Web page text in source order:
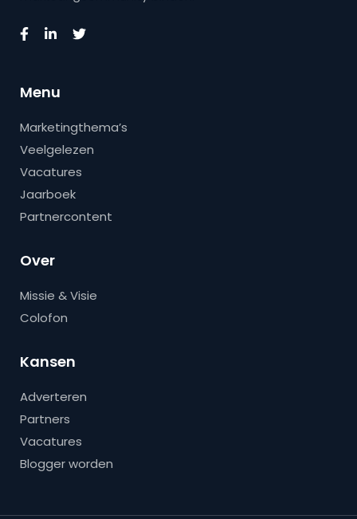
Menu
Marketingthema’s
Veelgelezen
Vacatures
Jaarboek
Partnercontent
Over
Missie & Visie
Colofon
Kansen
Adverteren
Partners
Vacatures
Blogger worden